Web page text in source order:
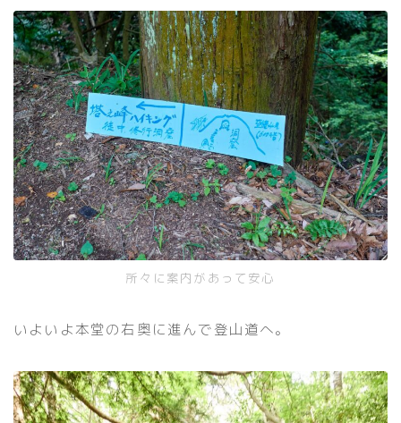
所々に案内があって安心
いよいよ本堂の右奥に進んで登山道へ。